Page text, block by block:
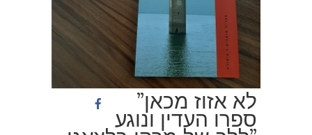
לא אזוז מכאן”
ספרו העדין ונוגע